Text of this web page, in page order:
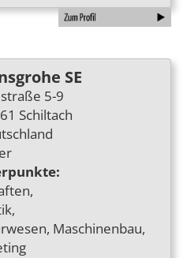
SE
5-9
Schiltach
Maschinenbau,